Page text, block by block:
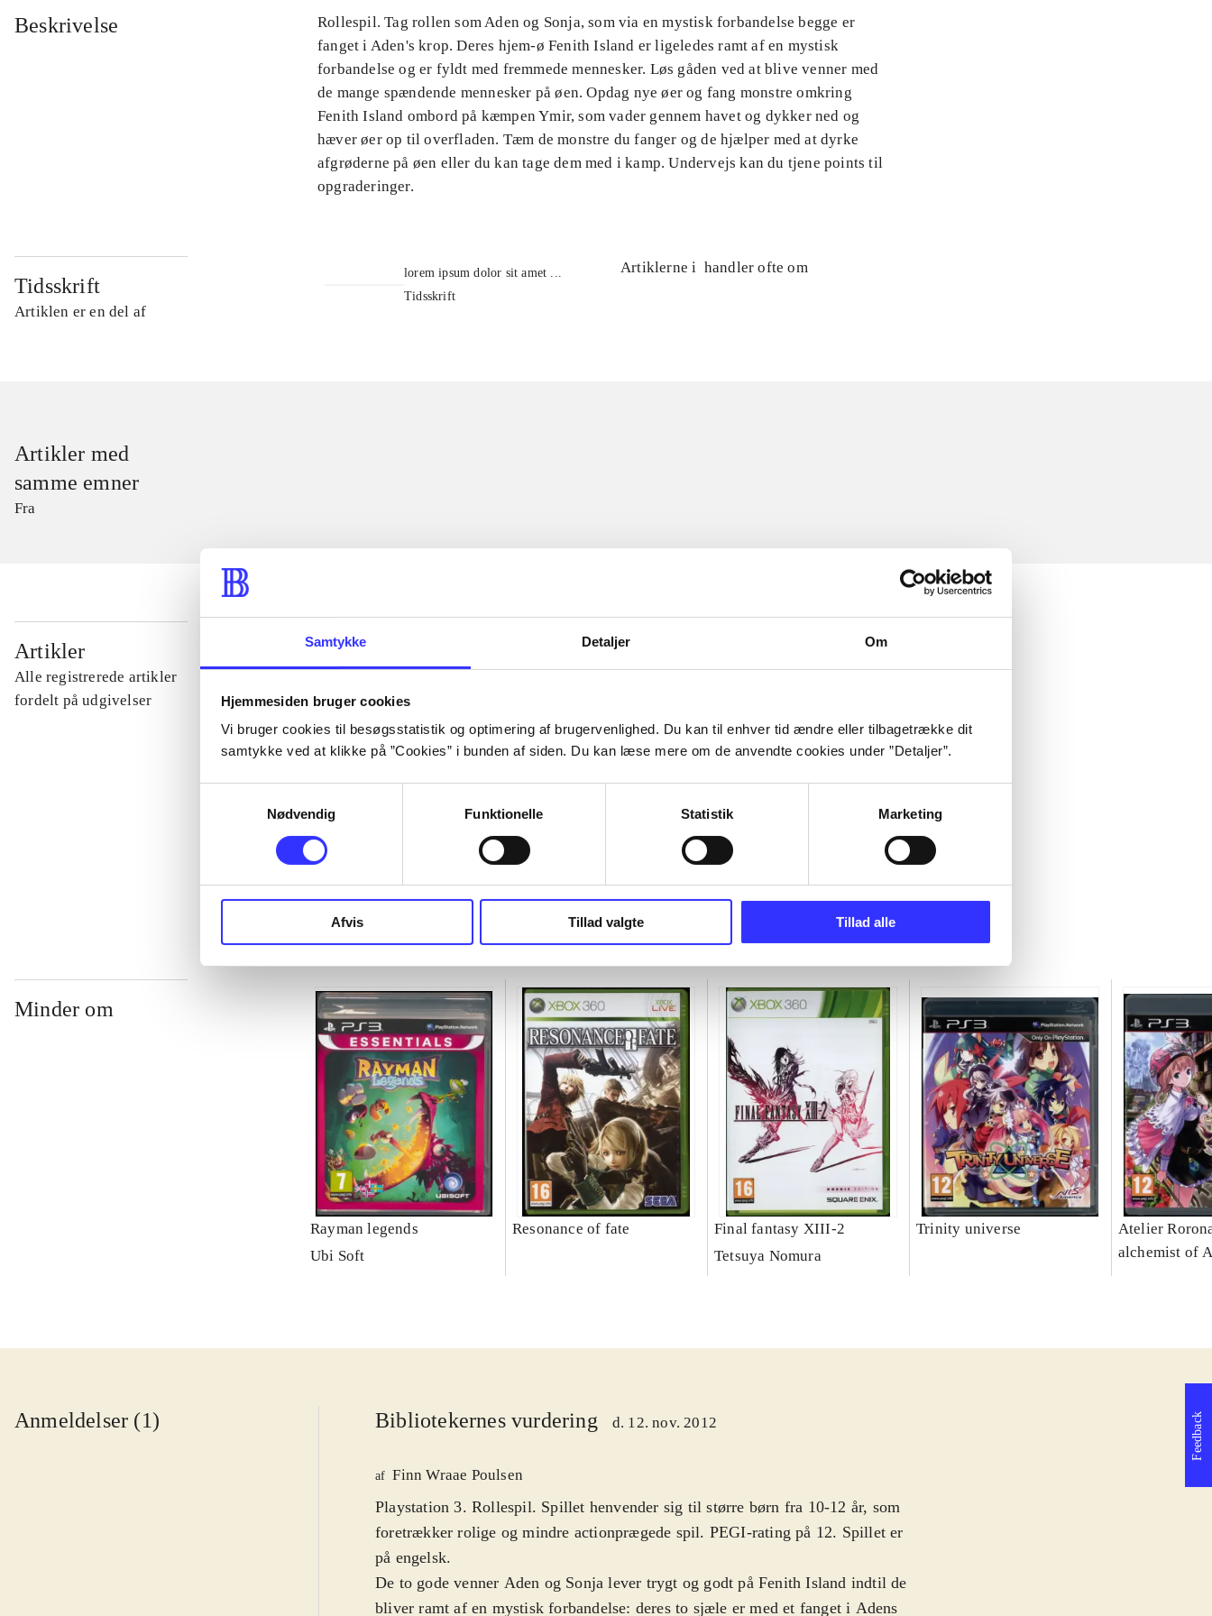
Samtykke Detaljer Om
Hjemmesiden bruger cookies
Vi bruger cookies til besøgsstatistik og optimering af brugervenlighed. Du kan til enhver tid ændre eller tilbagetrække dit
samtykke ved at klikke på ”Cookies” i bunden af siden. Du kan læse mere om de anvendte cookies under ”Detaljer”.
Nødvendig
Funktionelle Statistik Marketing
Afvis Tillad valgte Tillad alle
Beskrivelse
Rollespil. Tag rollen som Aden og Sonja, som via en mystisk forbandelse begge er
fanget i Aden's krop. Deres hjem-ø Fenith Island er ligeledes ramt af en mystisk
forbandelse og er fyldt med fremmede mennesker. Løs gåden ved at blive venner med
de mange spændende mennesker på øen. Opdag nye øer og fang monstre omkring
Fenith Island ombord på kæmpen Ymir, som vader gennem havet og dykker ned og
hæver øer op til overfladen. Tæm de monstre du fanger og de hjælper med at dyrke
afgrøderne på øen eller du kan tage dem med i kamp. Undervejs kan du tjene points til
opgraderinger.
Tidsskrift
Artiklen er en del af
lorem ipsum dolor sit amet ...
Tidsskrift
Artiklerne i handler ofte om
Artikler med
samme emner
Fra
Artikler
Alle registrerede artikler
fordelt på udgivelser
...
...
...
...
Minder om
Rayman legends
Ubi Soft
Resonance of fate
Final fantasy XIII-2
Tetsuya Nomura
Trinity universe
Atelier
alchemist of
Anmeldelser (1) Bibliotekernes vurdering d. 12. nov. 2012
af Finn Wraae Poulsen
Playstation 3. Rollespil. Spillet henvender sig til større børn fra 10-12 år, som
foretrækker rolige og mindre actionprægede spil. PEGI-rating på 12. Spillet er
på engelsk.
De to gode venner Aden og Sonja lever trygt og godt på Fenith Island indtil de
bliver ramt af en mystisk forbandelse: deres to sjæle er med et fanget i Adens
Feedback